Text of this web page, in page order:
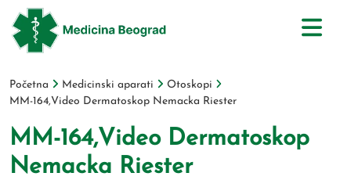
Početna Medicinski aparati
Otoskopi
MM-164,Video Dermatoskop Nemacka Riester
MM-164,Video Dermatoskop
Nemacka Riester